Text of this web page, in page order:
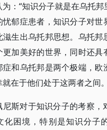
：“知识分子就是在乌托
忧郁症患者，知识分子对世
滋生出乌托邦思想。乌托邦
更加美好的世界，同时还具
症和乌托邦是两个极端，欧
就在于他们处于这两者之间
尼斯对于知识分子的考察，
化困境，特别是知识分子